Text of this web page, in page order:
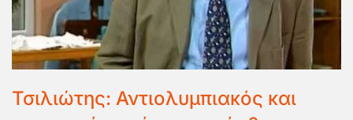
Τσιλιώτης: Αντιολυμπιακός και